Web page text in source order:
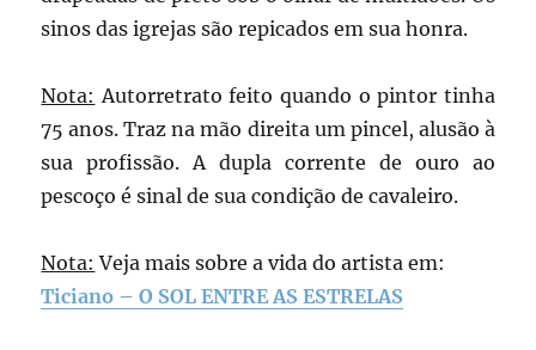
sinos das igrejas são repicados em sua honra.
Nota: Autorretrato feito quando o pintor tinha
75 anos. Traz na mão direita um pincel, alusão à
sua profissão. A dupla corrente de ouro ao
pescoço é sinal de sua condição de cavaleiro.
Nota: Veja mais sobre a vida do artista em:
Ticiano – O SOL ENTRE AS ESTRELAS